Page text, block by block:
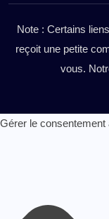
Note : Certains
reçoit une petite
vous.
Gérer le consentement